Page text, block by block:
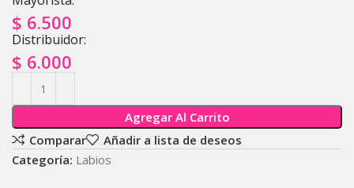
$ 6.500
Distribuidor:
$ 6.000
Agregar Al Carrito
Comparar
Añadir a lista de deseos
Categoría: Labios